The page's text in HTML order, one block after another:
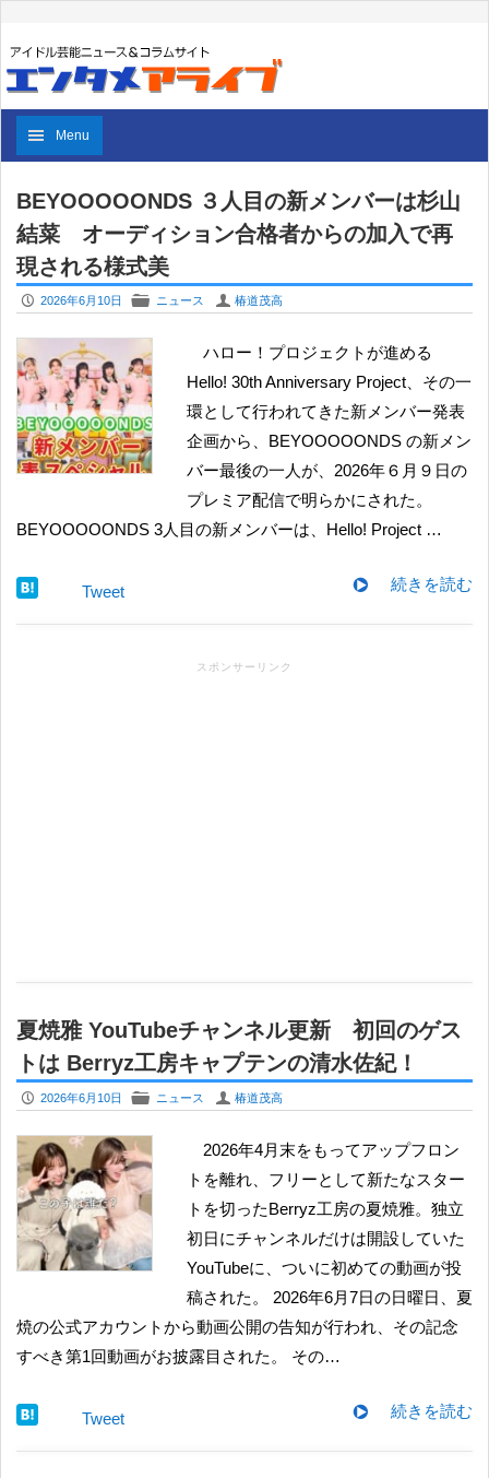
Menu
BEYOOOOONDS ３人目の新メンバーは杉山
結菜 オーディション合格者からの加入で再
現される様式美
P 2026年6月10日 F ニュース U 椿道茂高
ハロー！プロジェクトが進める
Hello! 30th Anniversary Project、その一
環として行われてきた新メンバー発表
企画から、BEYOOOOONDS の新メン
バー最後の一人が、2026年６月９日の
プレミア配信で明らかにされた。
BEYOOOOONDS 3人目の新メンバーは、Hello! Project …
続きを読む
Tweet
スポンサーリンク
夏焼雅 YouTubeチャンネル更新 初回のゲス
トは Berryz工房キャプテンの清水佐紀！
P 2026年6月10日 F ニュース U 椿道茂高
2026年4月末をもってアップフロン
トを離れ、フリーとして新たなスター
トを切ったBerryz工房の夏焼雅。独立
初日にチャンネルだけは開設していた
YouTubeに、ついに初めての動画が投
稿された。 2026年6月7日の日曜日、夏
焼の公式アカウントから動画公開の告知が行われ、その記念
すべき第1回動画がお披露目された。 その…
続きを読む
Tweet